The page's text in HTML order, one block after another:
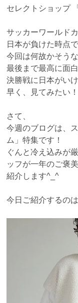
セレクトショップ
サッカーワールド
日本が負けた時点
今回は何故かそうな
最後まで最高に面
決勝戦に日本がい
早く、見てみたい！
さて、
今週のブログは、
ム」特集です！
ぐんと冷え込みが
ッフが一年のご褒
紹介します^_^
今日ご紹介するの